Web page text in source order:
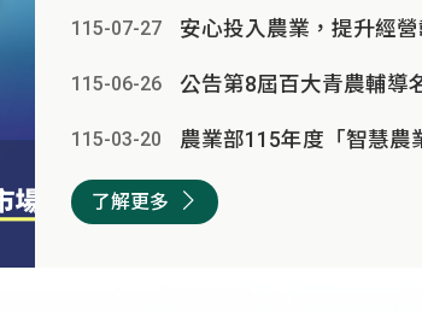
115-07-27
115-06-26 公告第8屆百大青農輔導
115-03-20
了解更多